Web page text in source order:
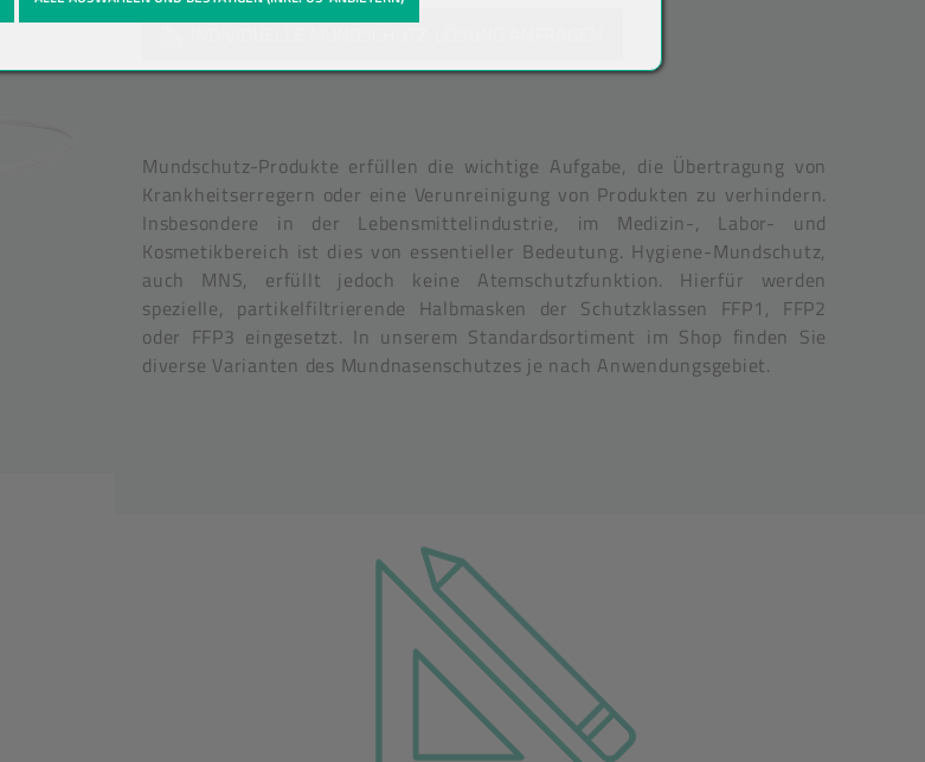
Mundschutz-Produkte erfüllen die wichtige Aufgabe, die Übertragung von
Krankheitserregern oder eine Verunreinigung von Produkten zu verhindern.
Insbesondere in der Lebensmittelindustrie, im Medizin-, Labor- und
Kosmetikbereich ist dies von essentieller Bedeutung. Hygiene-Mundschutz,
auch MNS, erfüllt jedoch keine Atemschutzfunktion. Hierfür werden
spezielle, partikelfiltrierende Halbmasken der Schutzklassen FFP1, FFP2
oder FFP3 eingesetzt. In unserem Standardsortiment im Shop finden Sie
diverse Varianten des Mundnasenschutzes je nach Anwendungsgebiet.
Katalog Hygiene & Arbeitsschutz